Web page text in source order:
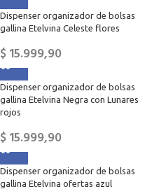
Dispenser organizador de bolsas
gallina Etelvina Celeste flores
$15.999,90
Dispenser organizador de bolsas
gallina Etelvina Negra con Lunares
rojos
$15.999,90
Dispenser organizador de bolsas
gallina Etelvina ofertas azul